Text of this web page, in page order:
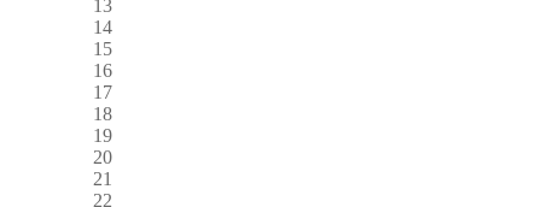
13
14
15
16
17
18
19
20
21
22